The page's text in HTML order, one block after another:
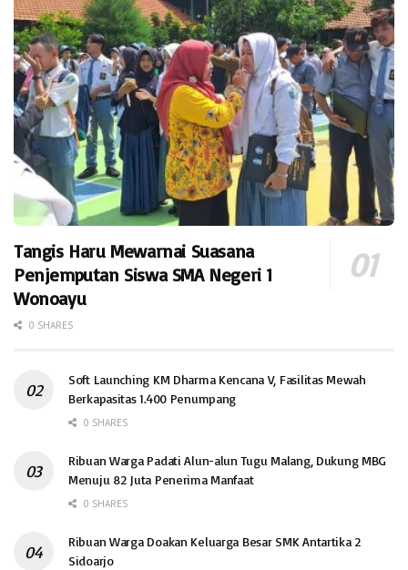
Tangis Haru Mewarnai Suasana
Penjemputan Siswa SMA Negeri 1
Wonoayu
0 SHARES
Soft Launching KM Dharma Kencana V, Fasilitas Mewah
Berkapasitas 1.400 Penumpang
0 SHARES
Ribuan Warga Padati Alun-alun Tugu Malang, Dukung MBG
Menuju 82 Juta Penerima Manfaat
0 SHARES
Ribuan Warga Doakan Keluarga Besar SMK Antartika 2
Sidoarjo